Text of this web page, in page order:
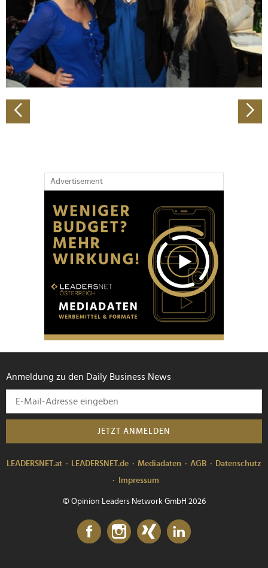
Wir verwenden Cookies, um Inhalte und Anzeigen zu
personalisieren, Funktionen für soziale Medien anbieten
zu können und die Zugriffe auf unsere Website zu
analysieren. Außerdem geben wir Informationen zu Ihrer
Verwendung unserer Website an unsere Partner für
Partner führen diese Informationen möglicherweise mit
weiteren Daten zusammen, die Sie ihnen bereitgestellt
Advertisement
Anmeldung zu den Daily Business News
JETZT ANMELDEN
LEADERSNET.at LEADERSNET.de Mediadaten AGB
Datenschutz
Impressum
© Opinion Leaders Network GmbH 2026